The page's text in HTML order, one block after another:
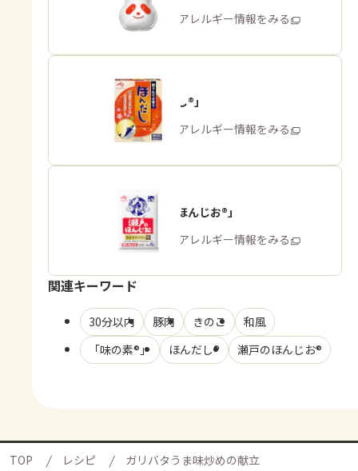
商品・アレルギー情報をみる
「ほんだし®」
商品・アレルギー情報をみる
「瀬戸のほんじお®」
商品・アレルギー情報をみる
関連キーワード
30分以内 豚肉 きのこ
和風
「味の素®」
ほんだし® 瀬戸のほんじお®
TOP レシピ ガリバタうま味炒めの献立